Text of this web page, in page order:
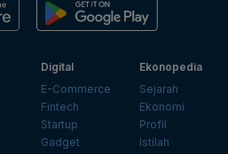
Digital
E-Commerce
Fintech
Startup
Gadget
Ekonopedia
Sejarah
Ekonomi
Profil
Istilah